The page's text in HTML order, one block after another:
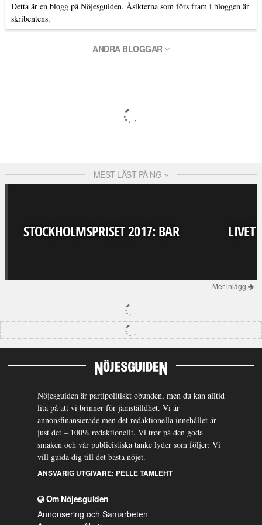
Detta är en blogg på Nöjesguiden. Åsikterna som förs fram i bloggen är
skribentens.
ANDRA BLOGGAR
MEST LÄST PÅ NG
STOCKHOLMSPRISET 2017: BAR LIVET
Mer inlägg
Nöjesguiden är partipolitiskt obunden, men du kan alltid
lita på att vi brinner för jämställdhet. Vi är
annonsfinansierade men det redaktionella innehållet är
just det – 100% redaktionellt. Vi tror på den goda
smaken och vår publicistiska tanke lyder som följer: Vi
vill guida dig till det bästa nöjet.
ANSVARIG UTGIVARE: PELLE TAMLEHT
Om Nöjesguiden
Annonsering och Samarbeten